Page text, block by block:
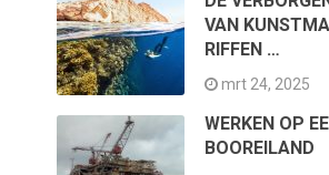
VAN
RIFFEN …
mrt 24, 2025
WERKEN OP
BOOREILAND